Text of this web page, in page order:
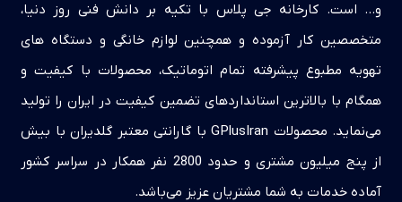
و… است. کارخانه جی پلاس با تکیه بر دانش فنی روز دنیا،
متخصصین کار آزموده و همچنین لوازم خانگی و دستگاه های
تهویه مطبوع پیشرفته تمام اتوماتیک، محصولات با کیفیت و
همگام با بالاترین استانداردهای تضمین کیفیت در ایران را تولید
می‌نماید. محصولات GPlusIran با گارانتی معتبر گلدیران با بیش
از پنج میلیون مشتری و حدود 2800 نفر همکار در سراسر کشور
آماده خدمات به شما مشتریان عزیز می‌باشد.